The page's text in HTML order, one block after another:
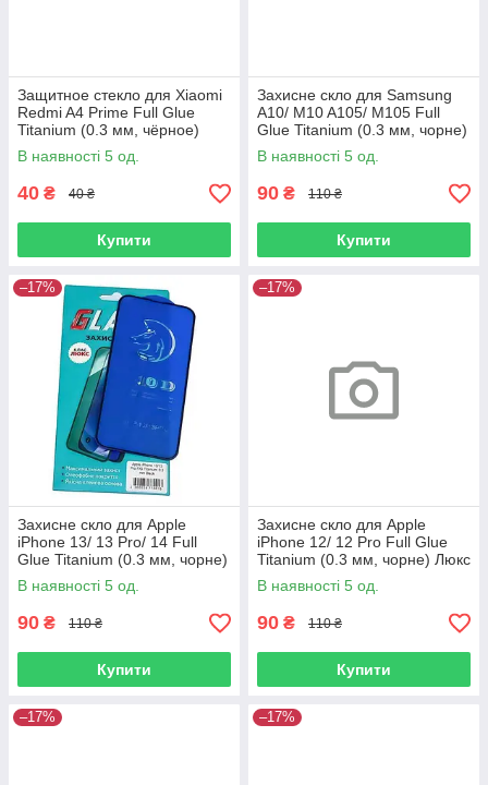
Защитное стекло для Xiaomi
Redmi A4 Prime Full Glue
Titanium (0.3 мм, чёрное)
Люкс
В наявності 5 од.
40 ₴ 40 ₴
Купити
Захисне скло для Samsung
A10/ M10 A105/ M105 Full
Glue Titanium (0.3 мм, чорне)
Люкс
В наявності 5 од.
90 ₴ 110 ₴
Купити
–17%
Захисне скло для Apple
iPhone 13/ 13 Pro/ 14 Full
Glue Titanium (0.3 мм, чорне)
Люкс
В наявності 5 од.
90 ₴ 110 ₴
Купити
–17%
Захисне скло для Apple
iPhone 12/ 12 Pro Full Glue
Titanium (0.3 мм, чорне) Люкс
В наявності 5 од.
90 ₴ 110 ₴
Купити
–17% –17%